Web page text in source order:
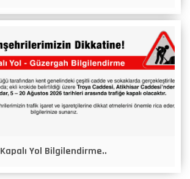
Kapalı Yol Bilgilendirme..